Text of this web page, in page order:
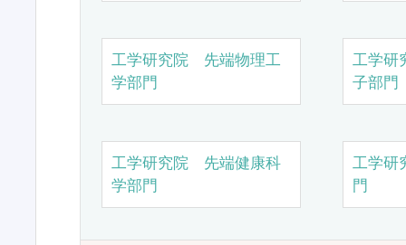
工学研究院 先端物理工
学部門
工学研
子部門
工学研究院 先端健康科
学部門
工学研
門